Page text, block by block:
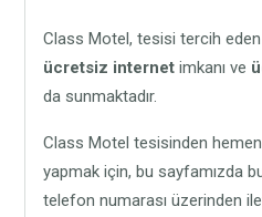
Class Motel, tesisi tercih
ücretsiz internet imkanı ve
da sunmaktadır.
Class Motel tesisinden
yapmak için, bu sayfamızda
telefon numarası üzerinden